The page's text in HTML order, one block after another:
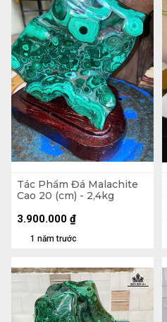
Tác Phẩm Đá Malachite
Cao 20 (cm) - 2,4kg
1 năm trước
3.900.000 ₫